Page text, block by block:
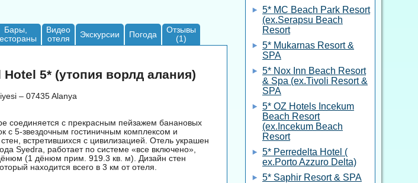
Бары,
Видео
отеля
Экскурсии Погода
Отзывы
(1)
5* (утопия ворлд алания)
– 07435 Alanya
соединяется с прекрасным пейзажем банановых
с 5-звездочным гостиничным комплексом и
встретившихся с цивилизацией. Отель украшен
Syedra, работает по системе «все включено»,
(1 дёнюм прим. 919.3 кв. м). Дизайн стен
находится всего в 3 км от отеля.
5* MC Beach Park Resort
(ex.Serapsu Beach
Resort
5* Mukarnas Resort &
SPA
5* Nox Inn Beach Resort
& Spa (ex.Tivoli Resort &
SPA
5* OZ Hotels Incekum
Beach Resort
(ex.Incekum Beach
Resort
5* Perredelta Hotel (
ex.Porto Azzuro Delta)
5* Saphir Resort & SPA